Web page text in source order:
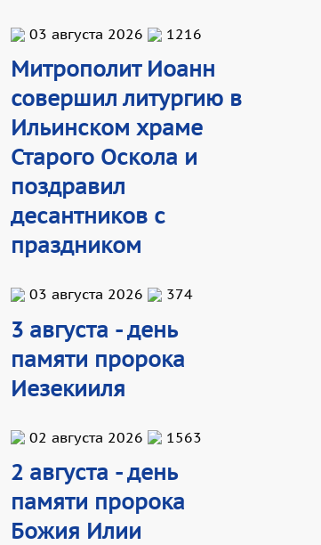
03 августа 2026 1216
Митрополит Иоанн
совершил литургию в
Ильинском храме
Старого Оскола и
поздравил
десантников с
праздником
03 августа 2026 374
3 августа - день
памяти пророка
Иезекииля
02 августа 2026 1563
2 августа - день
памяти пророка
Божия Илии